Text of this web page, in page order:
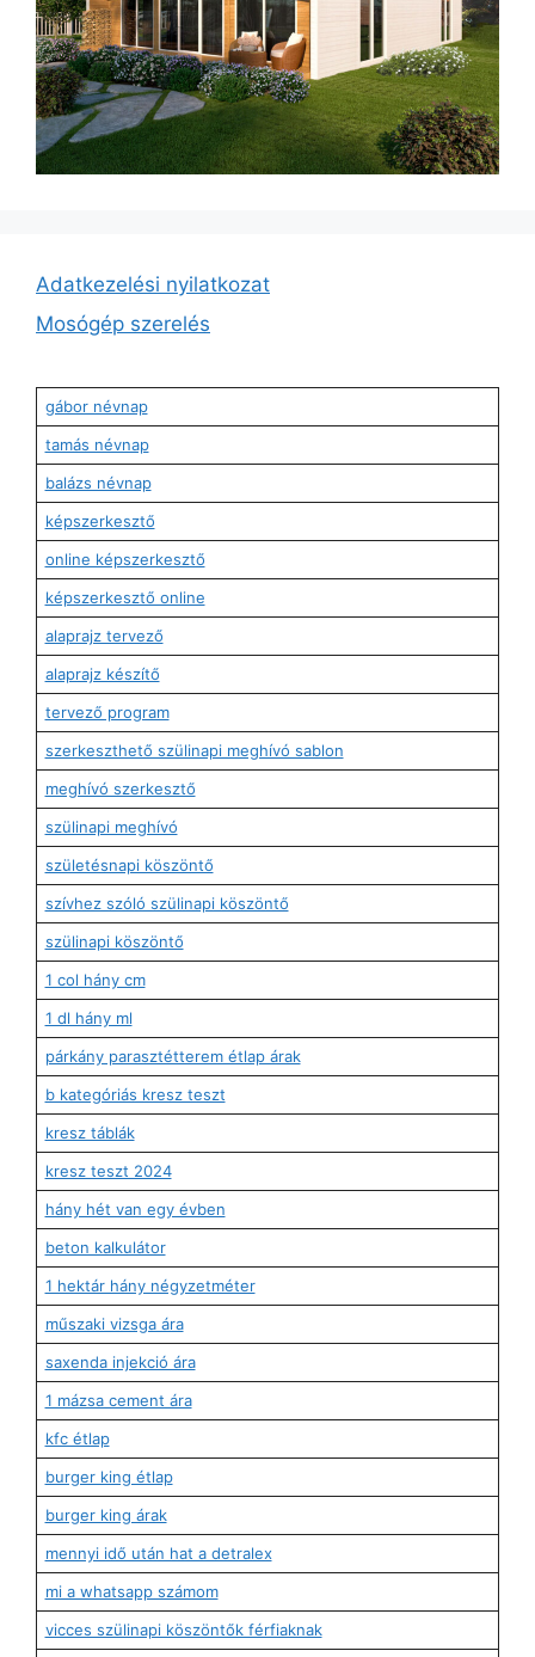
Adatkezelési nyilatkozat
Mosógép szerelés
gábor névnap
tamás névnap
balázs névnap
képszerkesztő
online képszerkesztő
képszerkesztő online
alaprajz tervező
alaprajz készítő
tervező program
szerkeszthető szülinapi meghívó sablon
meghívó szerkesztő
szülinapi meghívó
születésnapi köszöntő
szívhez szóló szülinapi köszöntő
szülinapi köszöntő
1 col hány cm
1 dl hány ml
párkány parasztétterem étlap árak
b kategóriás kresz teszt
kresz táblák
kresz teszt 2024
hány hét van egy évben
beton kalkulátor
1 hektár hány négyzetméter
műszaki vizsga ára
saxenda injekció ára
1 mázsa cement ára
kfc étlap
burger king étlap
burger king árak
mennyi idő után hat a detralex
mi a whatsapp számom
vicces szülinapi köszöntők férfiaknak